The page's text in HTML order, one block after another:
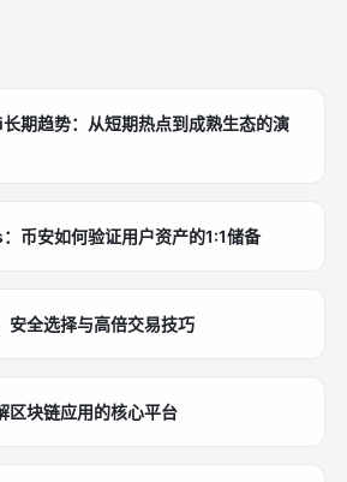
期趋势：从短期热点到成熟生态的演
币安如何验证用户资产的1:1储备
安全选择与高倍交易技巧
区块链应用的核心平台